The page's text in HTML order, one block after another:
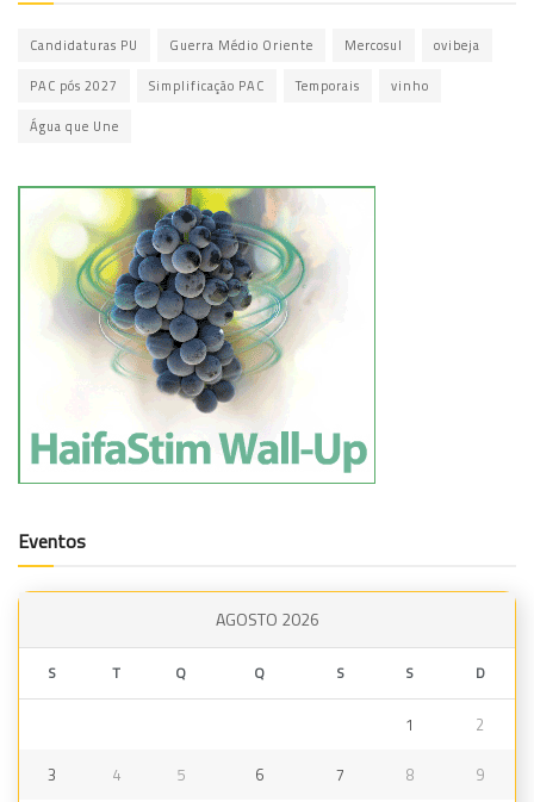
Candidaturas PU Guerra Médio Oriente Mercosul ovibeja
PAC pós 2027 Simplificação PAC Temporais vinho
Água que Une
Eventos
AGOSTO 2026
S T Q Q S S D
1 2
3 4 5 6 7 8 9